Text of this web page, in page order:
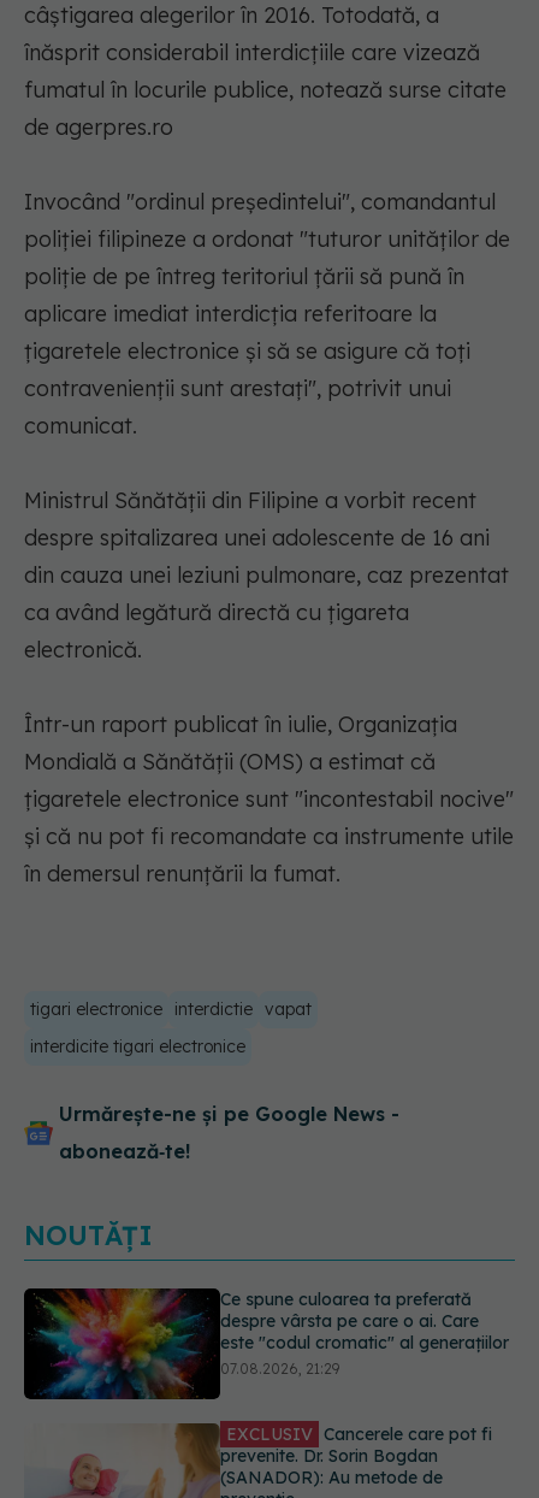
câştigarea alegerilor în 2016. Totodată, a
înăsprit considerabil interdicţiile care vizează
fumatul în locurile publice, notează surse citate
de agerpres.ro
Invocând "ordinul preşedintelui", comandantul
poliţiei filipineze a ordonat "tuturor unităţilor de
poliţie de pe întreg teritoriul ţării să pună în
aplicare imediat interdicţia referitoare la
ţigaretele electronice şi să se asigure că toţi
contravenienţii sunt arestaţi", potrivit unui
comunicat.
Ministrul Sănătăţii din Filipine a vorbit recent
despre spitalizarea unei adolescente de 16 ani
din cauza unei leziuni pulmonare, caz prezentat
ca având legătură directă cu ţigareta
electronică.
Într-un raport publicat în iulie, Organizaţia
Mondială a Sănătăţii (OMS) a estimat că
ţigaretele electronice sunt "incontestabil nocive"
şi că nu pot fi recomandate ca instrumente utile
în demersul renunţării la fumat.
tigari electronice interdictie vapat
interdicite tigari electronice
Urmărește-ne și pe Google News -
abonează‑te!
NOUTĂȚI
EXCLUSIV Cancerele care pot fi
prevenite. Dr. Sorin Bogdan
(SANADOR): Au metode de
Testul din deget care ar putea
indica riscul pentru 8 boli majore